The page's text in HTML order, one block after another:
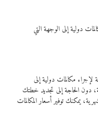
مكالمات دولية إلى الوجهة التي
مكالمات دولية إلى
دون الحاجة إلى تجديد خطتك
يمكنك توفير أسعار المكالمات